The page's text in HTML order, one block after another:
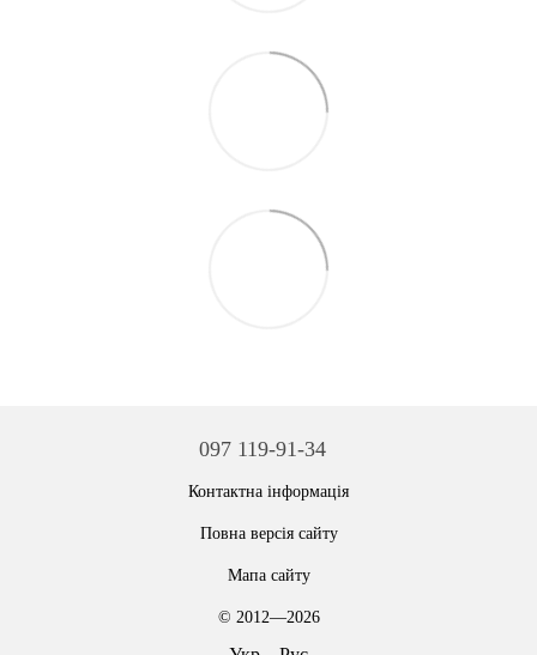
097 119-91-34
Контактна інформація
Повна версія сайту
Мапа сайту
© 2012—2026